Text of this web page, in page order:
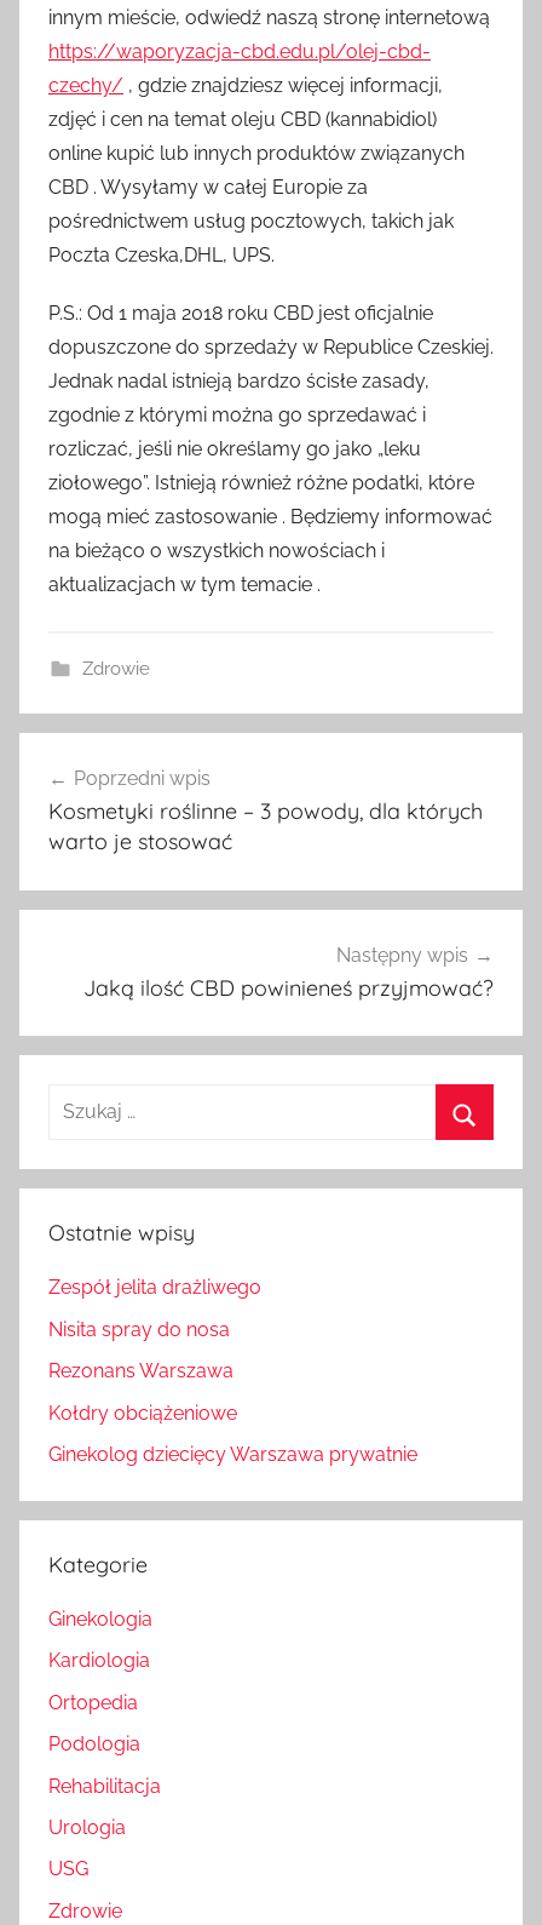
innym mieście, odwiedź naszą stronę internetową
https://waporyzacja-cbd.edu.pl/olej-cbd-
czechy/ , gdzie znajdziesz więcej informacji,
zdjęć i cen na temat oleju CBD (kannabidiol)
online kupić lub innych produktów związanych
CBD . Wysyłamy w całej Europie za
pośrednictwem usług pocztowych, takich jak
Poczta Czeska,DHL, UPS.
P.S.: Od 1 maja 2018 roku CBD jest oficjalnie
dopuszczone do sprzedaży w Republice Czeskiej.
Jednak nadal istnieją bardzo ścisłe zasady,
zgodnie z którymi można go sprzedawać i
rozliczać, jeśli nie określamy go jako „leku
ziołowego”. Istnieją również różne podatki, które
mogą mieć zastosowanie . Będziemy informować
na bieżąco o wszystkich nowościach i
aktualizacjach w tym temacie .
Zdrowie
wpisu
Poprzedni wpis
Kosmetyki roślinne – 3 powody, dla których
warto je stosować
Następny wpis
Jaką ilość CBD powinieneś przyjmować?
Szukaj:
Ostatnie wpisy
Zespół jelita drażliwego
Nisita spray do nosa
Rezonans Warszawa
Kołdry obciążeniowe
Ginekolog dziecięcy Warszawa prywatnie
Kategorie
Ginekologia
Kardiologia
Ortopedia
Podologia
Rehabilitacja
Urologia
USG
Zdrowie